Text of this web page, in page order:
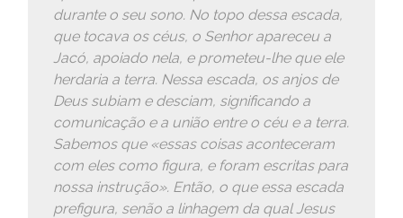
durante o seu sono. No topo dessa escada,
que tocava os céus, o Senhor apareceu a
Jacó, apoiado nela, e prometeu-lhe que ele
herdaria a terra. Nessa escada, os anjos de
Deus subiam e desciam, significando a
comunicação e a união entre o céu e a terra.
Sabemos que «essas coisas aconteceram
com eles como figura, e foram escritas para
nossa instrução». Então, o que essa escada
prefigura, senão a linhagem da qual Jesus